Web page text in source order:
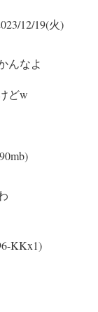
12/19(火)
んなよ
どw
KKx1)